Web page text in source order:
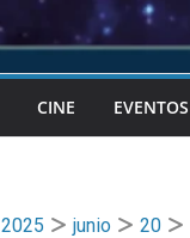
CINE EVENTOS
2025 junio 20